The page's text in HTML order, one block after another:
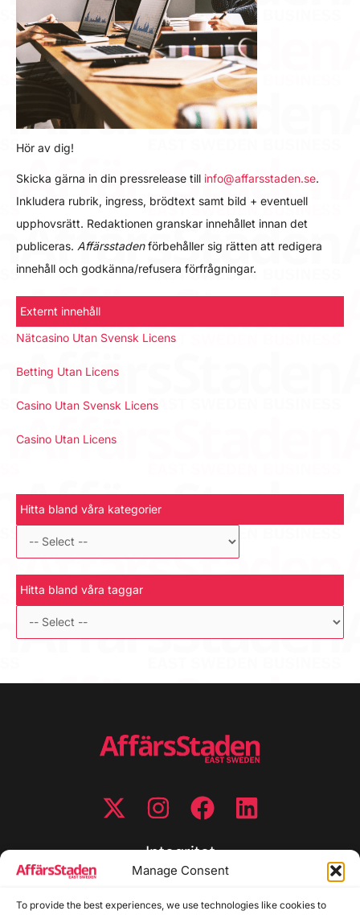
Manage Consent
To provide the best experiences, we use technologies like cookies to
Hör av dig!
Skicka gärna in din pressrelease till info@affarsstaden.se.
Inkludera rubrik, ingress, brödtext samt bild + eventuell
upphovsrätt. Redaktionen granskar innehållet innan det
publiceras. Affärsstadenförbehåller sig rätten att redigera
innehåll och godkänna/refusera förfrågningar.
Externt innehåll
Nätcasino Utan Svensk Licens
Betting Utan Licens
Casino Utan Svensk Licens
Casino Utan Licens
Hitta bland våra kategorier
Hitta bland våra taggar
Integritet
Cookiepolicy